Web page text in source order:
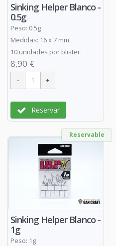
Sinking Helper Blanco -
0.5g
Peso: 0.5g
Medidas: 16 x 7 mm
10 unidades por blister.
8,90 €
Reservar
Reservable
Sinking Helper Blanco -
1g
Peso: 1g